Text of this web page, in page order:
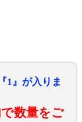
1』が入りま
数量をご